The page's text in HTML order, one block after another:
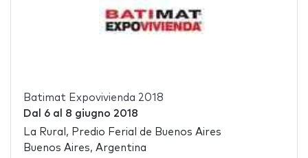
Batimat Expovivienda 2018
Dal 6al 8 giugno 2018
La Rural, Predio Ferial de Buenos Aires
Buenos Aires, Argentina